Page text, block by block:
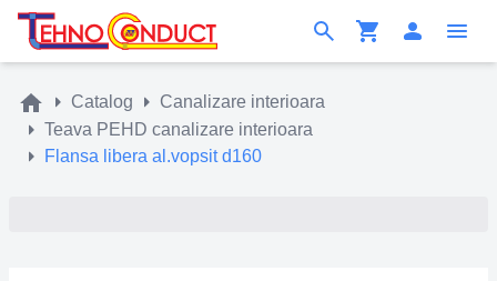
Catalog
Canalizare interioara
Teava PEHD canalizare interioara
Flansa libera al.vopsit d160